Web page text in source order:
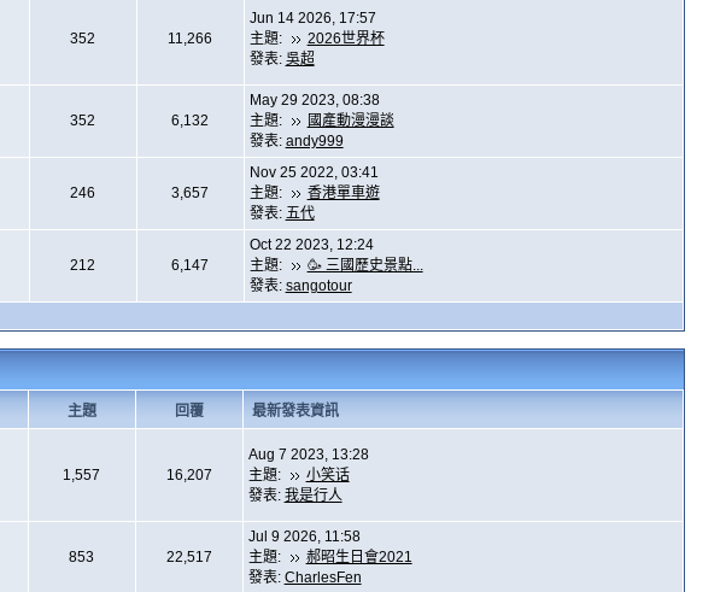
352 11,266
Jun 14 2026, 17:57
主題:
2026世界杯
發表: 吳超
352 6,132
May 29 2023, 08:38
主題:
國產動漫漫談
發表: andy999
246 3,657
Nov 25 2022, 03:41
主題:
香港單車遊
發表: 五代
212 6,147
Oct 22 2023, 12:24
主題:
🥳 三國歷史景點...
發表: sangotour
主題 回覆 最新發表資訊
1,557 16,207
Aug 7 2023, 13:28
主題:
小笑话
發表: 我是行人
853 22,517
Jul 9 2026, 11:58
主題:
郝昭生日會2021
發表: CharlesFen